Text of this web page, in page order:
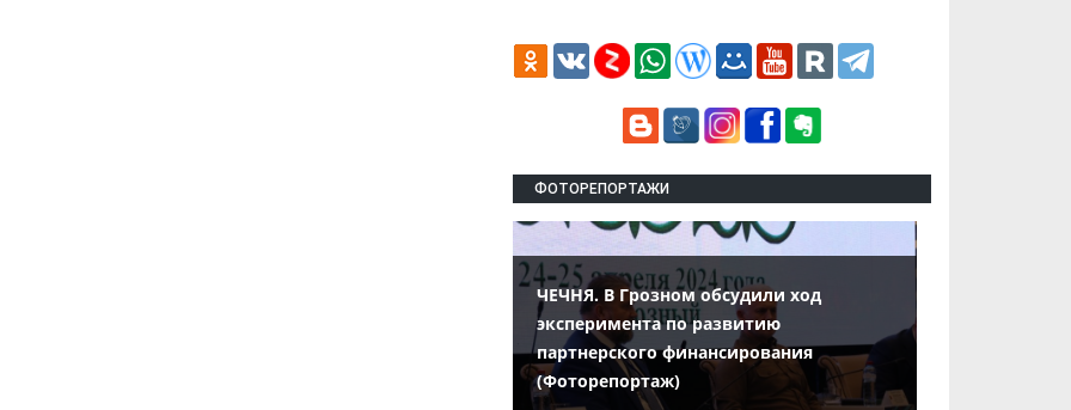
ФОТОРЕПОРТАЖИ
ЧЕЧНЯ. В Грозном обсудили ход
эксперимента по развитию
партнерского финансирования
(Фоторепортаж)